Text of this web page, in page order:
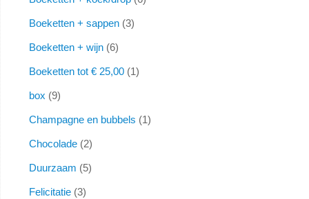
Boeketten + sappen 3
Boeketten + wijn 6
Boeketten tot € 25,00 1
box 9
Champagne en bubbels 1
Chocolade 2
Duurzaam 5
Felicitatie 3